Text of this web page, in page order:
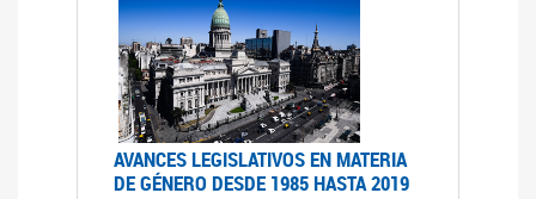
AVANCES LEGISLATIVOS EN MATERIA
DE GÉNERO DESDE 1985 HASTA 2019